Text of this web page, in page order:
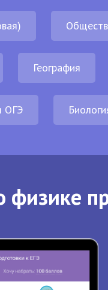
География
ОГЭ
физике